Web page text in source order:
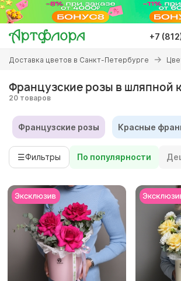
Перейти
основному
содержанию
+7
Вы
здесь
Доставка цветов в Санкт-Петербурге
Французские розы в шляпной
20 товаров
Французские розы Красные
☰Фильтры По популярности